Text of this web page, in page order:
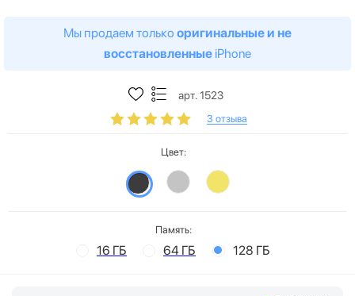
Мы продаем только оригинальные и не
восстановленные iPhone
арт. 1523
3 отзыва
Цвет:
Память:
16 ГБ 64 ГБ 128 ГБ